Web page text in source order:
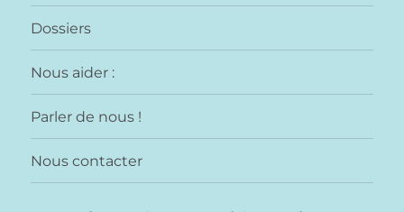
Dossiers
Nous aider :
Parler de nous !
Nous contacter